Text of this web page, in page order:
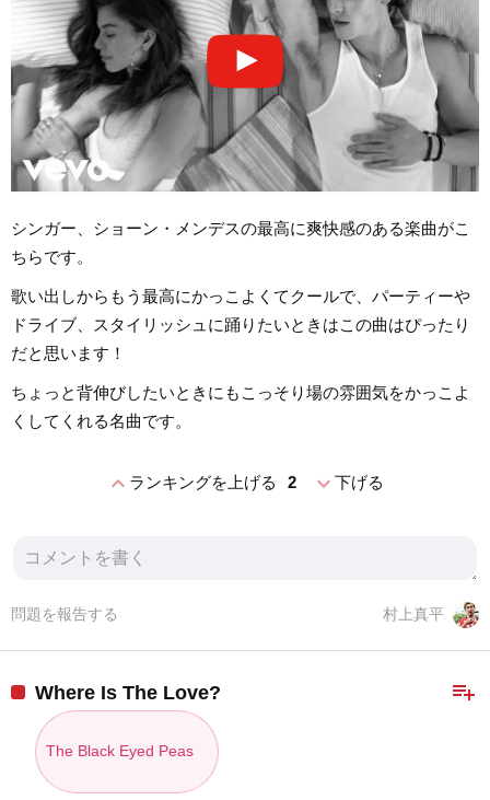
シンガー、ショーン・メンデスの最高に爽快感のある楽曲がこ
ちらです。
歌い出しからもう最高にかっこよくてクールで、パーティーや
ドライブ、スタイリッシュに踊りたいときはこの曲はぴったり
だと思います！
ちょっと背伸びしたいときにもこっそり場の雰囲気をかっこよ
くしてくれる名曲です。
expand_lessランキングを上げる 2 expand_more下げる
村上真平
問題を報告する
playlist_add
Where Is The Love?
The Black Eyed Peas